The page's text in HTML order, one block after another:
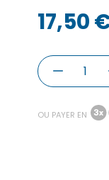
17,50
OU PAYER EN